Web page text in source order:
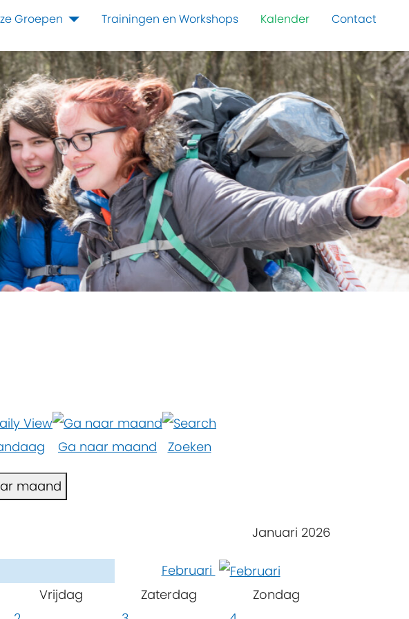
Groepen Trainingen en Workshops Kalender Contact
Ga naar maand Zoeken
maand
Januari 2026
Februari
Vrijdag Zaterdag
Zondag